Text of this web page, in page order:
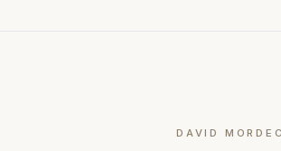
DAVID